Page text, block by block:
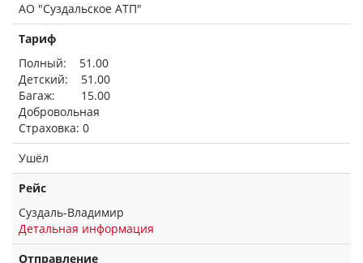
АО "Суздальское АТП"
Тариф
Полный: 51.00
Детский: 51.00
Багаж: 15.00
Добровольная
Страховка: 0
Ушёл
Рейс
Суздаль-Владимир
Детальная информация
Отправление